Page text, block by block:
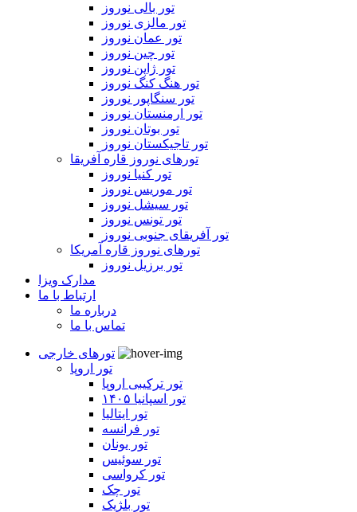
تور بالی نوروز
تور مالزی نوروز
تور عمان نوروز
تور چین نوروز
تور ژاپن نوروز
تور هنگ کنگ نوروز
تور سنگاپور نوروز
تور ارمنستان نوروز
تور بوتان نوروز
تور تاجیکستان نوروز
تورهای نوروز قاره آفریقا
تور کنیا نوروز
تور موریس نوروز
تور سیشل نوروز
تور تونس نوروز
تور آفریقای جنوبی نوروز
تورهای نوروز قاره آمریکا
تور برزیل نوروز
مدارک ویزا
ارتباط با ما
درباره ما
تماس با ما
تورهای خارجی
تور اروپا
تور ترکیبی اروپا
تور اسپانیا ۱۴۰۵
تور ایتالیا
تور فرانسه
تور یونان
تور سوئیس
تور کرواسی
تور چک
تور بلژیک